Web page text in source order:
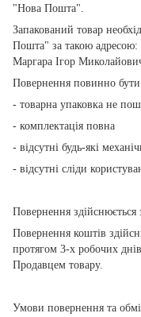
"Нова Пошта".
Запакований товар
Пошта" за такою
Маргара Ігор
Повернення повинно бути
- товарна упаковка не
- комплектація повна
- відсутні будь-які
- відсутні сліди
Повернення
Повернення коштів
протягом 3-х робочих
Продавцем товару.
Умови повернення та